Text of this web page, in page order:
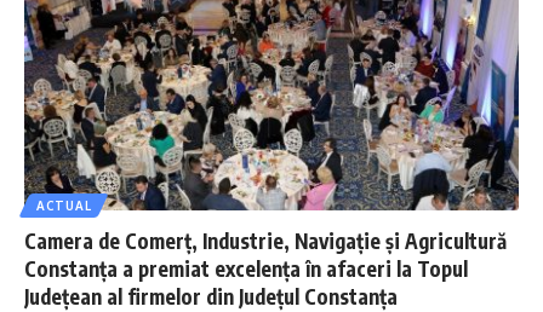
ACTUAL
Camera de Comerţ, Industrie, Navigație și Agricultură
Constanța a premiat excelența în afaceri la Topul
Județean al firmelor din Județul Constanța